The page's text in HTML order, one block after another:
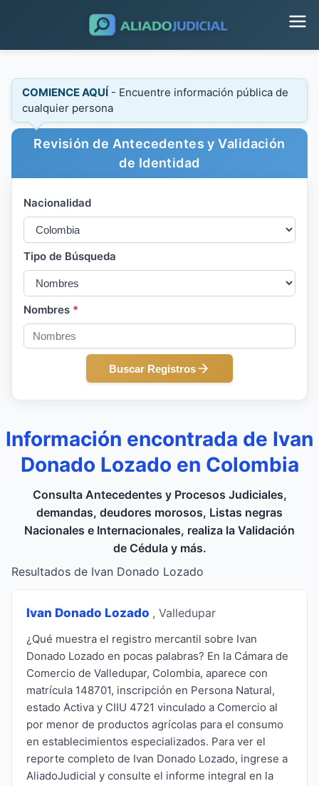
COMIENCE AQUÍ - Encuentre información pública de
cualquier persona
Revisión de Antecedentes y Validación
de Identidad
Nacionalidad
Tipo de Búsqueda
Nombres *
Buscar Registros
Información encontrada de Ivan
Donado Lozado en Colombia
Consulta Antecedentes y Procesos Judiciales,
demandas, deudores morosos, Listas negras
Nacionales e Internacionales, realiza la Validación
de Cédula y más.
Resultados de Ivan Donado Lozado
Ivan Donado Lozado , Valledupar
¿Qué muestra el registro mercantil sobre Ivan
Donado Lozado en pocas palabras? En la Cámara de
Comercio de Valledupar, Colombia, aparece con
matrícula 148701, inscripción en Persona Natural,
estado Activa y CIIU 4721 vinculado a Comercio al
por menor de productos agrícolas para el consumo
en establecimientos especializados. Para ver el
reporte completo de Ivan Donado Lozado, ingrese a
AliadoJudicial y consulte el informe integral en la